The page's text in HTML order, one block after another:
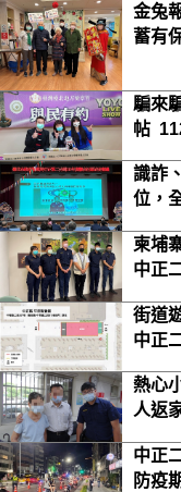
金兔
蓄有
騙來
帖
識詐
位，
柬埔
中正
街道
中正
熱心
人返
中正
防疫